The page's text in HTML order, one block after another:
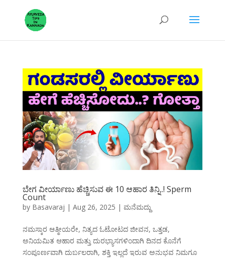
ಬೇಗ ವೀರ್ಯಾಣು ಹೆಚ್ಚಿಸುವ ಈ 10 ಆಹಾರ ತಿನ್ನಿ..! Sperm
Count
by Basavaraj | Aug 26, 2025 | ಮನೆಮದ್ದು
ನಮಸ್ಕಾರ ಆತ್ಮೀಯರೇ, ನಿತ್ಯದ ಓಟೋಟದ ಜೀವನ, ಒತ್ತಡ,
ಅನಿಯಮಿತ ಆಹಾರ ಮತ್ತು ದುರಭ್ಯಾಸಗಳಿಂದಾಗಿ ದಿನದ ಕೊನೆಗೆ
ಸಂಪೂರ್ಣವಾಗಿ ದುರ್ಬಲರಾಗಿ, ಶಕ್ತಿ ಇಲ್ಲದೆ ಇರುವ ಅನುಭವ ನಿಮಗೂ